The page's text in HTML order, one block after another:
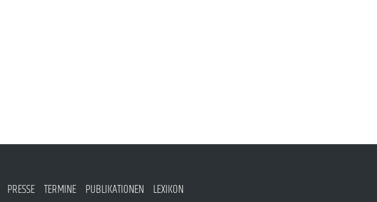
PRESSE TERMINE PUBLIKATIONEN LEXIKON